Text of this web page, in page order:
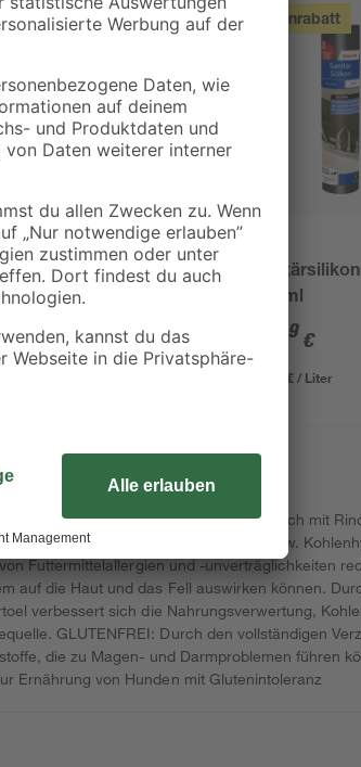
Mengenrabatt
Fliesenkleber flexibel
25 kg
17,29€
Mengenrabatt
310 ml
99 €
29,00 € / Liter
hochwertige Vollnahrung wird ausschließlich mit
Fleisch- oder Getreidesorten, bzw.
Futtermittelallergien und -unverträglichkeiten
auf die Haut und das Fell auswirken können.
verbessert sich die Nahrungsverwertung,
GLUTENFREI: Durch den vollständigen
die zu Magen- und Darmproblemen führen
Ernährung von Hunden mit Glutenintoleranz